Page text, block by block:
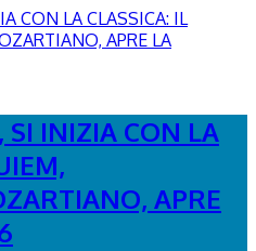
SI INIZIA CON LA
APRE